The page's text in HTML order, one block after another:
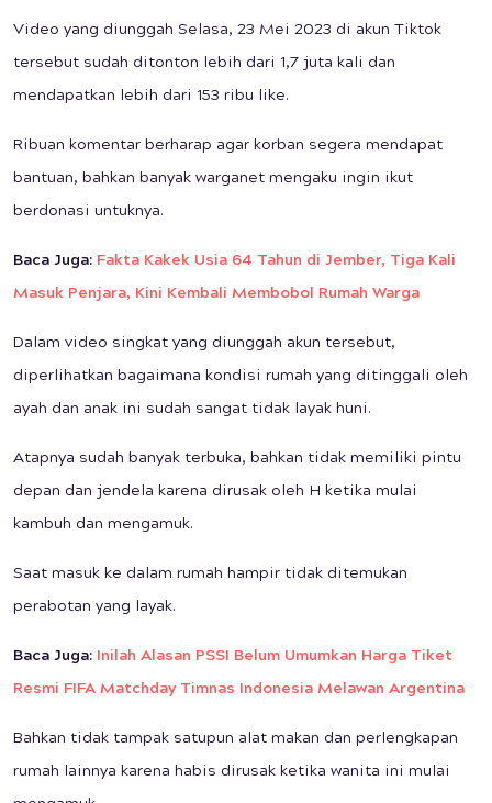
Video yang diunggah Selasa, 23 Mei 2023 di akun Tiktok
tersebut sudah ditonton lebih dari 1,7 juta kali dan
mendapatkan lebih dari 153 ribu like.
Ribuan komentar berharap agar korban segera mendapat
bantuan, bahkan banyak warganet mengaku ingin ikut
berdonasi untuknya.
Baca Juga: Fakta Kakek Usia 64 Tahun di Jember, Tiga Kali
Masuk Penjara, Kini Kembali Membobol Rumah Warga
Dalam video singkat yang diunggah akun tersebut,
diperlihatkan bagaimana kondisi rumah yang ditinggali oleh
ayah dan anak ini sudah sangat tidak layak huni.
Atapnya sudah banyak terbuka, bahkan tidak memiliki pintu
depan dan jendela karena dirusak oleh H ketika mulai
kambuh dan mengamuk.
Saat masuk ke dalam rumah hampir tidak ditemukan
perabotan yang layak.
Baca Juga: Inilah Alasan PSSI Belum Umumkan Harga Tiket
Resmi FIFA Matchday Timnas Indonesia Melawan Argentina
Bahkan tidak tampak satupun alat makan dan perlengkapan
rumah lainnya karena habis dirusak ketika wanita ini mulai